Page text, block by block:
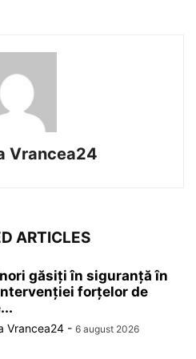
Vrancea24
ARTICLES
găsiți în siguranță în
forțelor de
Vrancea24 - 6 august 2026